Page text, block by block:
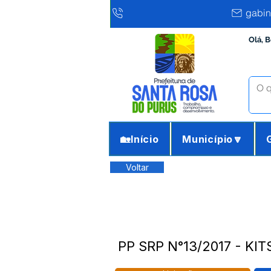
Olá,
🏡Início Município🔽
Voltar
PP SRP N°13/2017 -